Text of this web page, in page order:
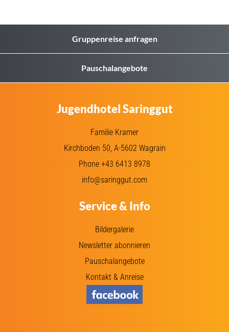
Gruppenreise anfragen
Pauschalangebote
Jugendhotel Saringgut
Familie Kramer
Kirchboden 50, A-5602 Wagrain
Phone +43 6413 8978
info@saringgut.com
Service & Info
Bildergalerie
Newsletter abonnieren
Pauschalangebote
Kontakt & Anreise